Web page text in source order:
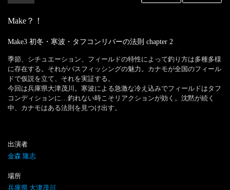
Make？！
Make3 初冬・寒波・タフコンリバーの法則 chapter 2
季節、シチュエーション、フィールドの特性によって釣り方は多種多様
に存在する。それがバスフィッシングの魅力。カナモが全国のフィール
ドで仮説を立て、それを実証する。
今回は兵庫県大津茂川。寒波による急激な冷え込みでフィールドはタフ
コンディションに…釣れない時こそリアクションが効く。沈黙が続く
中、カナモはある法則を見つけ出す。
出演者
金森 隆志
場所
兵庫県 大津茂川